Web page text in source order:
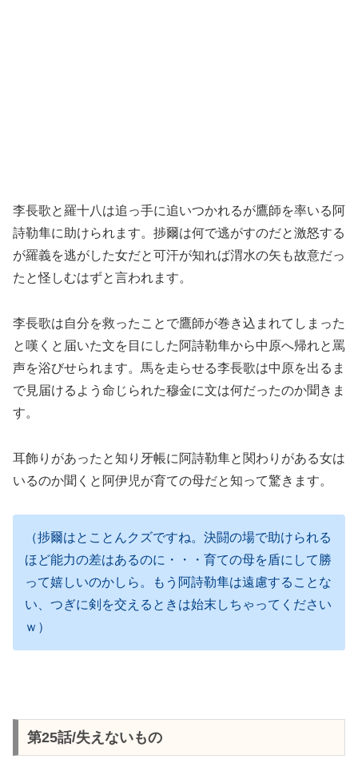
李長歌と羅十八は追っ手に追いつかれるが鷹師を率いる阿
詩勒隼に助けられます。捗爾は何で逃がすのだと激怒する
が羅義を逃がした女だと可汗が知れば渭水の矢も故意だっ
たと怪しむはずと言われます。
李長歌は自分を救ったことで鷹師が巻き込まれてしまった
と嘆くと届いた文を目にした阿詩勒隼から中原へ帰れと罵
声を浴びせられます。馬を走らせる李長歌は中原を出るま
で見届けるよう命じられた穆金に文は何だったのか聞きま
す。
耳飾りがあったと知り牙帳に阿詩勒隼と関わりがある女は
いるのか聞くと阿伊児が育ての母だと知って驚きます。
（捗爾はとことんクズですね。決闘の場で助けられる
ほど能力の差はあるのに・・・育ての母を盾にして勝
って嬉しいのかしら。もう阿詩勒隼は遠慮することな
い、つぎに剣を交えるときは始末しちゃってください
ｗ）
第25話/失えないもの